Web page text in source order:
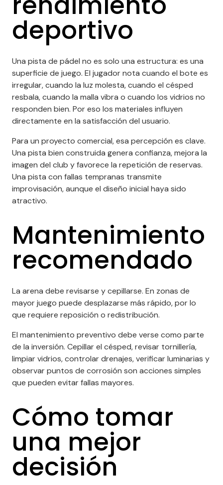
deportivo
Una pista de pádel no es solo una estructura: es una
superficie de juego. El jugador nota cuando el bote es
irregular, cuando la luz molesta, cuando el césped
resbala, cuando la malla vibra o cuando los vidrios no
responden bien. Por eso los materiales influyen
directamente en la satisfacción del usuario.
Para un proyecto comercial, esa percepción es clave.
Una pista bien construida genera confianza, mejora la
imagen del club y favorece la repetición de reservas.
Una pista con fallas tempranas transmite
improvisación, aunque el diseño inicial haya sido
atractivo.
Mantenimiento
recomendado
La arena debe revisarse y cepillarse. En zonas de
mayor juego puede desplazarse más rápido, por lo
que requiere reposición o redistribución.
El mantenimiento preventivo debe verse como parte
de la inversión. Cepillar el césped, revisar tornillería,
limpiar vidrios, controlar drenajes, verificar luminarias y
observar puntos de corrosión son acciones simples
que pueden evitar fallas mayores.
Cómo tomar
una mejor
decisión